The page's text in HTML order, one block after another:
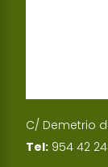
C/ Demetrio
Tel: 954 42 24